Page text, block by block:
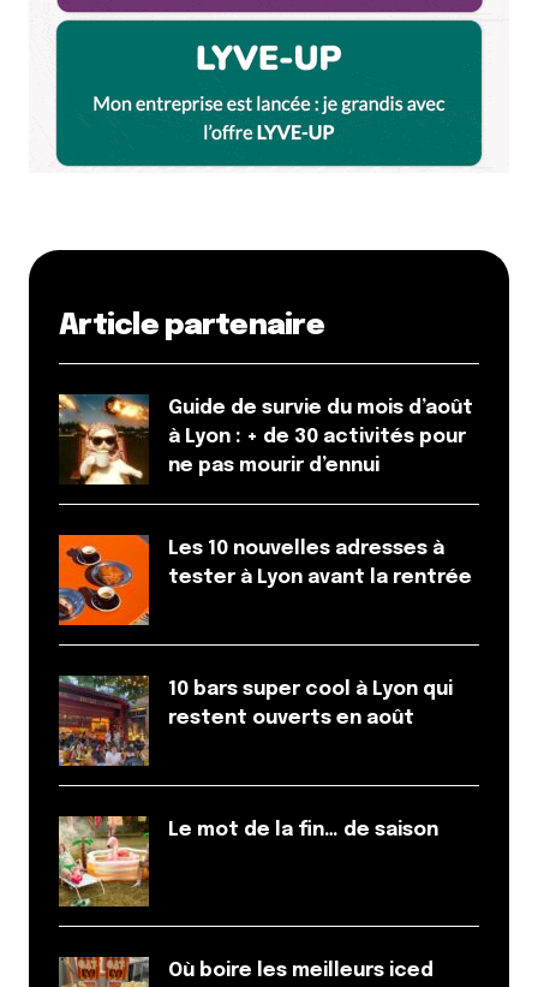
Article partenaire
Guide de survie du mois d’août
à Lyon : + de 30 activités pour
ne pas mourir d’ennui
Les 10 nouvelles adresses à
tester à Lyon avant la rentrée
10 bars super cool à Lyon qui
restent ouverts en août
Le mot de la fin… de saison
Où boire les meilleurs iced